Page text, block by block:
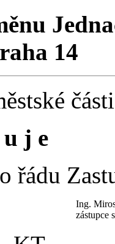
14
j e
řádu
Ing.
zástupce